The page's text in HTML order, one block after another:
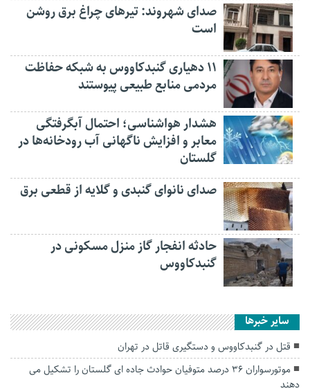
صدای شهروند: تیرهای چراغ برق روشن
است
۱۱ دهیاری گنبدکاووس به شبکه حفاظت
مردمی منابع طبیعی پیوستند
هشدار هواشناسی؛ احتمال آبگرفتگی
معابر و افزایش ناگهانی آب رودخانه‌ها در
گلستان
صدای نانوای گنبدی و گلایه از قطعی برق
حادثه انفجار گاز منزل مسکونی در
گنبدکاووس
سایر خبرها
قتل در گنبدکاووس و دستگیری قاتل در تهران
موتورسواران ۳۶ درصد متوفیان حوادث جاده ای گلستان را تشکیل می
دهند